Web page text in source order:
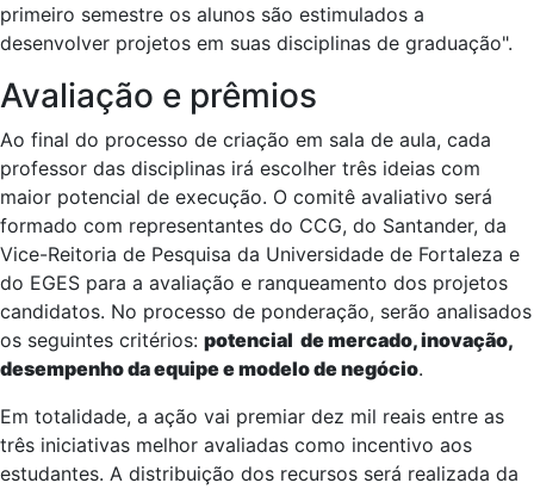
primeiro semestre os alunos são estimulados a
desenvolver projetos em suas disciplinas de graduação".
Avaliação e prêmios
Ao final do processo de criação em sala de aula, cada
professor das disciplinas irá escolher três ideias com
maior potencial de execução. O comitê avaliativo será
formado com representantes do CCG, do Santander, da
Vice-Reitoria de Pesquisa da Universidade de Fortaleza e
do EGES para a avaliação e ranqueamento dos projetos
candidatos. No processo de ponderação, serão analisados
os seguintes critérios: potencial de mercado, inovação,
desempenho da equipe e modelo de negócio.
Em totalidade, a ação vai premiar dez mil reais entre as
três iniciativas melhor avaliadas como incentivo aos
estudantes. A distribuição dos recursos será realizada da